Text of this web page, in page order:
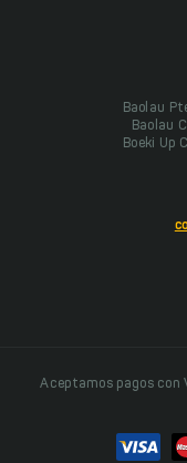
Baolau
Baolau
Boeki Up
Aceptamos pagos con